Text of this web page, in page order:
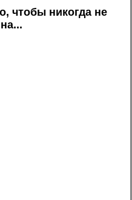
чтобы никогда не